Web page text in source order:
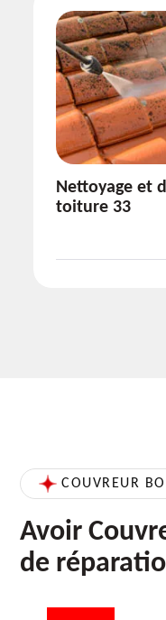
Etanchéité
COUVREUR
Avoir
de